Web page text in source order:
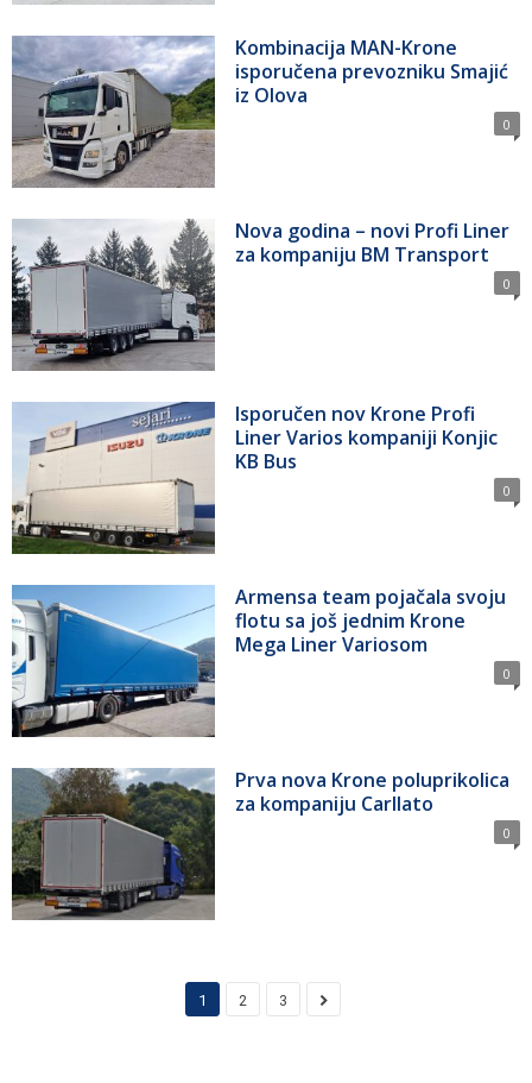
Kombinacija MAN-Krone
isporučena prevozniku Smajić
iz Olova
0
Nova godina – novi Profi Liner
za kompaniju BM Transport
0
Isporučen nov Krone Profi
Liner Varios kompaniji Konjic
KB Bus
0
Armensa team pojačala svoju
flotu sa još jednim Krone
Mega Liner Variosom
0
Prva nova Krone poluprikolica
za kompaniju Carllato
0
1 2 3